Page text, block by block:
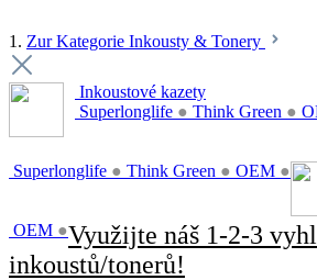
1. Zur Kategorie Inkousty & Tonery
Inkoustové kazety
Superlonglife ● Think Green ●
Superlonglife ● Think Green ● OEM ●
OEM ●Využijte náš 1-2-3
inkoustů/tonerů!